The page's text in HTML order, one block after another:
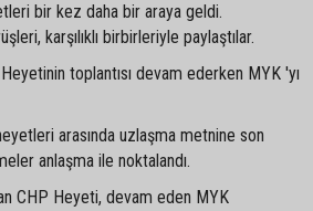
bir kez daha bir araya geldi.
karşılıklı birbirleriyle paylaştılar.
toplantısı devam ederken MYK 'yı
arasında uzlaşma metnine son
anlaşma ile noktalandı.
CHP Heyeti, devam eden MYK